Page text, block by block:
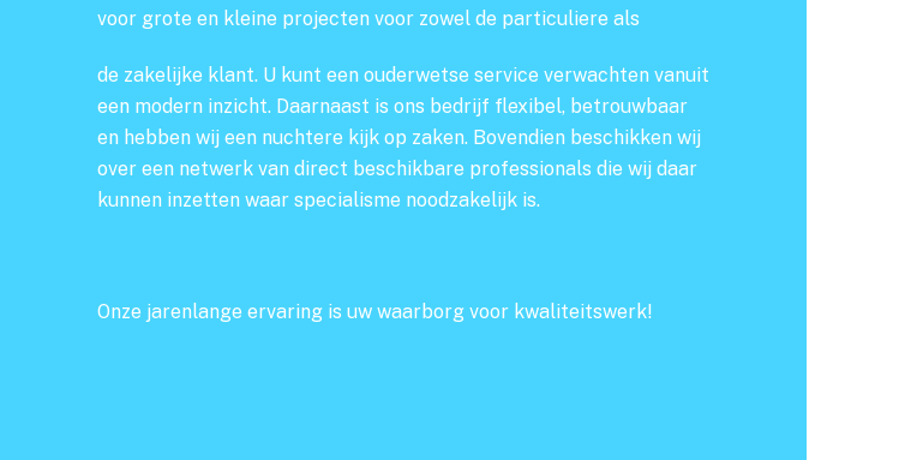
voor grote en kleine projecten voor zowel de particuliere als
de zakelijke klant. U kunt een ouderwetse service verwachten vanuit
een modern inzicht. Daarnaast is ons bedrijf flexibel, betrouwbaar
en hebben wij een nuchtere kijk op zaken. Bovendien beschikken wij
over een netwerk van direct beschikbare professionals die wij daar
kunnen inzetten waar specialisme noodzakelijk is.
Onze jarenlange ervaring is uw waarborg voor kwaliteitswerk!